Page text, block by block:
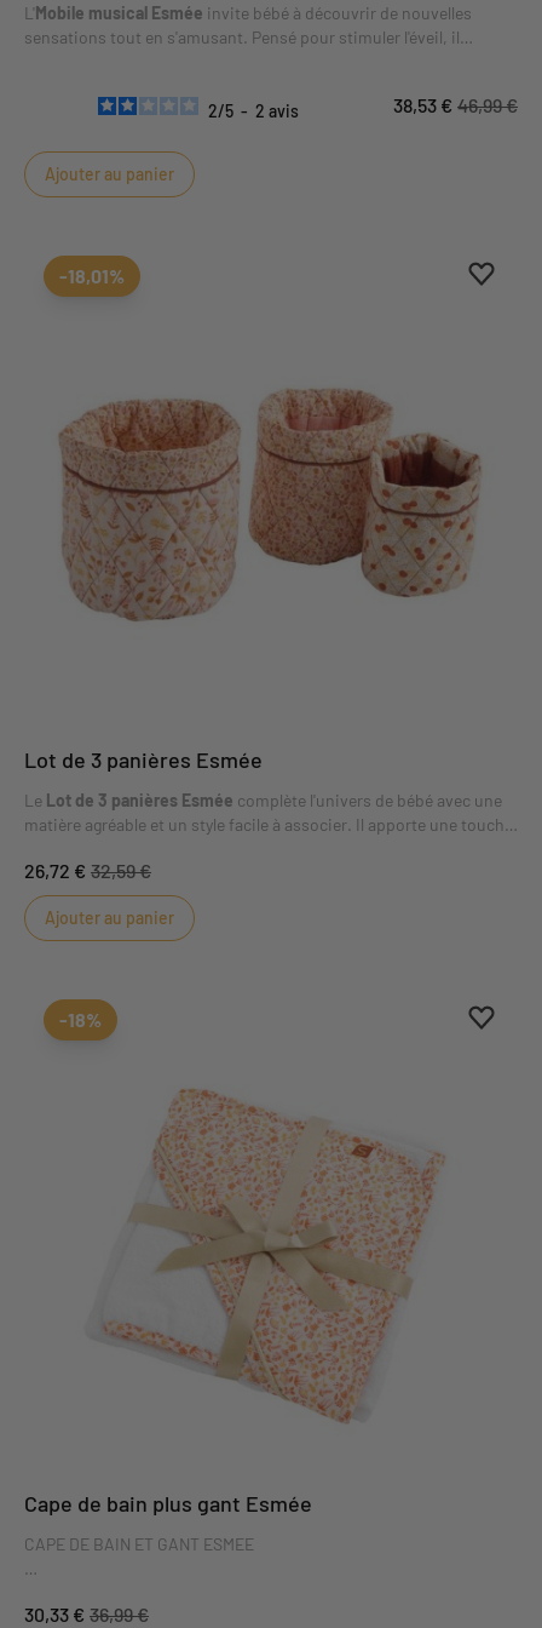
L'Mobile musical Esmée invite bébé à découvrir de nouvelles
sensations tout en s'amusant. Pensé pour stimuler l'éveil, il
et cohérente à ce produit.2/5 - 2 avis 38,53 € 46,99 €
Ajouter au panier
-18,01%
Lot de 3 panières Esmée
Le Lot de 3 panières Esmée complète l'univers de bébé avec une
matière agréable et un style facile à associer. Il apporte une touche
quotidien. L'univers Esmée mêle douceur, couleurs délicates et
détails raffinés dans un esprit de jardin enchanté.
26,72 € 32,59 €
Ajouter au panier
-18%
Cape de bain plus gant Esmée
CAPE DE BAIN ET GANT ESMEE
Esmee avec son imprimé fleuri accueillera bébé à la sortie du bain !
30,33 € 36,99 €